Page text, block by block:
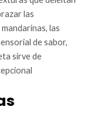
las
las
de sabor,
sirve de